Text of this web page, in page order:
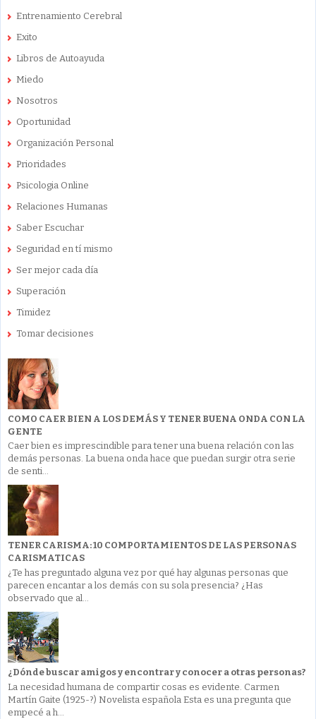
Entrenamiento Cerebral
Exito
Libros de Autoayuda
Miedo
Nosotros
Oportunidad
Organización Personal
Prioridades
Psicologia Online
Relaciones Humanas
Saber Escuchar
Seguridad en tí mismo
Ser mejor cada día
Superación
Timidez
Tomar decisiones
COMO CAER BIEN A LOS DEMÁS Y TENER BUENA ONDA CON LA
GENTE
Caer bien es imprescindible para tener una buena relación con las
demás personas. La buena onda hace que puedan surgir otra serie
de senti...
TENER CARISMA: 10 COMPORTAMIENTOS DE LAS PERSONAS
CARISMATICAS
¿Te has preguntado alguna vez por qué hay algunas personas que
parecen encantar a los demás con su sola presencia? ¿Has
observado que al...
¿Dónde buscar amigos y encontrar y conocer a otras personas?
La necesidad humana de compartir cosas es evidente. Carmen
Martín Gaite (1925-?) Novelista española Esta es una pregunta que
empecé a h...